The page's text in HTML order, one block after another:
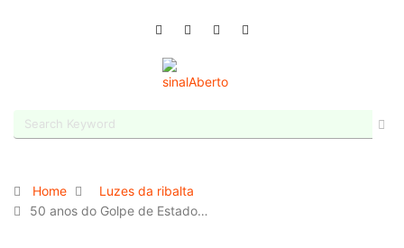
Home
Luzes da ribalta
50 anos do Golpe de Estado…